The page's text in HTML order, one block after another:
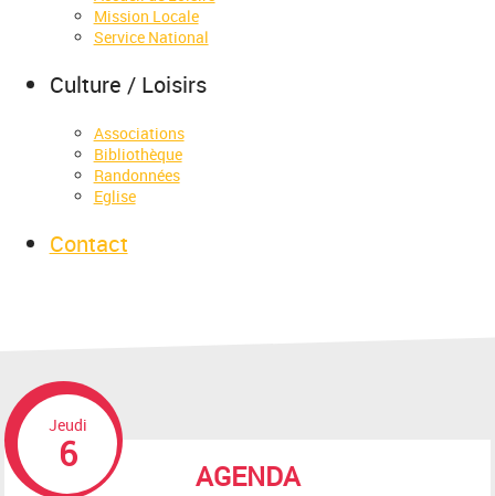
Mission Locale
Service National
Culture / Loisirs
Associations
Bibliothèque
Randonnées
Eglise
Contact
AGENDA
Jeudi
6